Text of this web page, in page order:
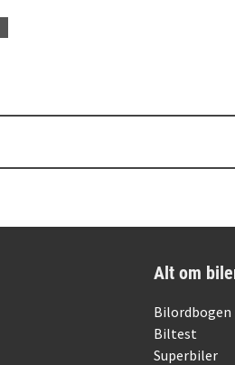
Alt om
Bilordbogen
Biltest
Superbiler